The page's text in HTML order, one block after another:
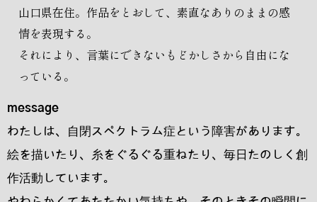
山口県在住。作品をとおして、素直なありのままの感
情を表現する。
それにより、言葉にできないもどかしさから自由にな
っている。
message
わたしは、自閉スペクトラム症という障害があります。
絵を描いたり、糸をぐるぐる重ねたり、毎日たのしく創
作活動しています。